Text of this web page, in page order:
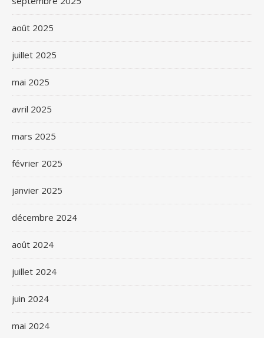
août 2025
juillet 2025
mai 2025
avril 2025
mars 2025
février 2025
janvier 2025
décembre 2024
août 2024
juillet 2024
juin 2024
mai 2024